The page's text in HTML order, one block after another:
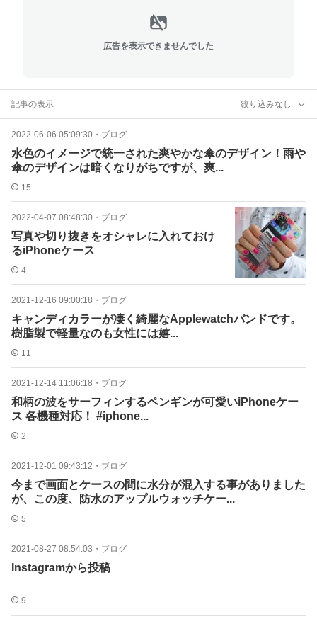
広告を表示できませんでした
記事の表示 絞り込みなし
2022-06-06 05:09:30 ・ ブログ
水色のイメージで統一された爽やかな傘のデザイン！雨や
傘のデザインは暗くなりがちですが、爽...
15
2022-04-07 08:48:30 ・ ブログ
写真や切り抜きをオシャレに入れておけ
るiPhoneケース
4
2021-12-16 09:00:18 ・ ブログ
キャンディカラーが凄く綺麗なApplewatchバンドです。
樹脂製で軽量なのも女性には嬉...
11
2021-12-14 11:06:18 ・ ブログ
和柄の波をサーフィンするペンギンが可愛いiPhoneケー
ス 各機種対応！ #iphone...
2
2021-12-01 09:43:12 ・ ブログ
今まで画面とケースの間に水分が混入する事がありました
が、この度、防水のアップルウォッチケー...
5
2021-08-27 08:54:03 ・ ブログ
Instagramから投稿
9